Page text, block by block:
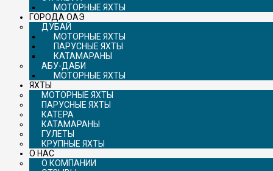
МОТОРНЫЕ ЯХТЫ
ГОРОДА ОАЭ
ДУБАЙ
МОТОРНЫЕ ЯХТЫ
ПАРУСНЫЕ ЯХТЫ
КАТАМАРАНЫ
АБУ-ДАБИ
МОТОРНЫЕ ЯХТЫ
ЯХТЫ
МОТОРНЫЕ ЯХТЫ
ПАРУСНЫЕ ЯХТЫ
КАТЕРА
КАТАМАРАНЫ
ГУЛЕТЫ
КРУПНЫЕ ЯХТЫ
О НАС
О КОМПАНИИ